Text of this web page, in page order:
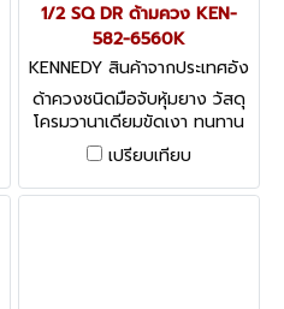
1/2 SQ DR ด้ามควง KEN-
582-6560K
KENNEDY สินค้าจากประเทศอัง
กฤษ-1
ด้าควงชนิดมือจับหุ้มยาง วัสดุ
โครมวานาเดียมขัดเงา ทนทาน
ความยาว 400 มม. Kennedy
Speed Braces, 1/2
เปรียบเทียบ